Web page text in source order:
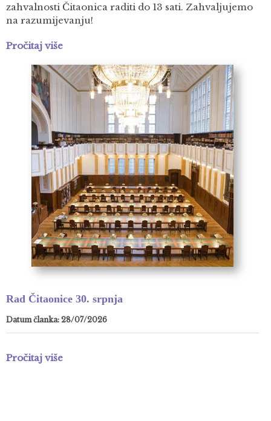
zahvalnosti Čitaonica raditi do 13 sati. Zahvaljujemo
na razumijevanju!
Pročitaj više
Rad Čitaonice 30. srpnja
Datum članka: 28/07/2026
Pročitaj više